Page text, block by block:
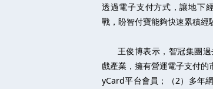
透過電子支付方式，讓地下
戰，盼智付寶能夠快速累積經
王俊博表示，智冠集團
戲產業，擁有營運電子支付
yCard平台會員；（2）多年